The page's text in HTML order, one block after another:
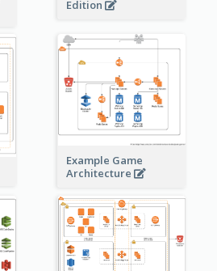
Edition
Example Game
Architecture